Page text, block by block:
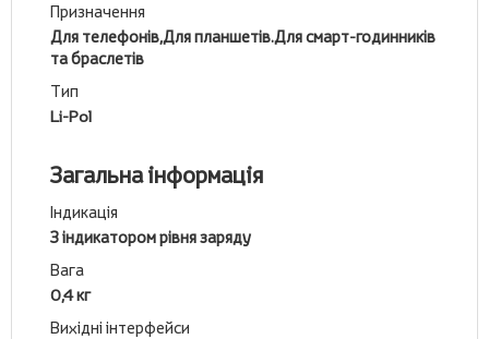
Призначення
Для телефонів,Для планшетів.Для смарт-годинників
та браслетів
Тип
Li-Pol
Загальна інформація
Індикація
З індикатором рівня заряду
Вага
0,4 кг
Вихідні інтерфейси